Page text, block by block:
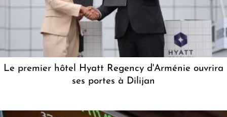
Le premier hôtel Hyatt Regency d'Arménie ouvrira
ses portes à Dilijan